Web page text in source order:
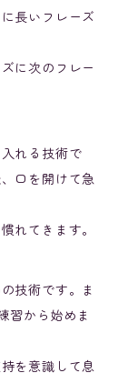
長いフレーズ
に次のフレー
れる技術で
口を開けて急
れてきます。
技術です。ま
習から始めま
を意識して息